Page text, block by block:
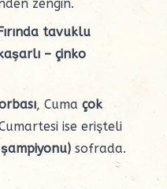
zengin.
tavuklu
– çinko
, Cuma çok
ise erişteli
sofrada.